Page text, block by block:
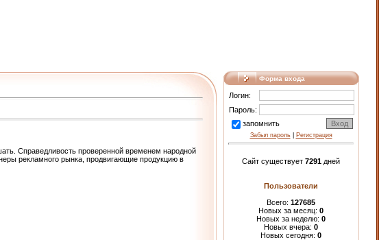
Справедливость проверенной временем народной
рекламного рынка, продвигающие продукцию в
Форма входа
Логин:
Пароль:
запомнить
Забыл пароль| Регистрация
Сайт существует 7291 дней
Пользователи
Всего: 127685
Новых за месяц: 0
Новых за неделю: 0
Новых вчера: 0
Новых сегодня: 0